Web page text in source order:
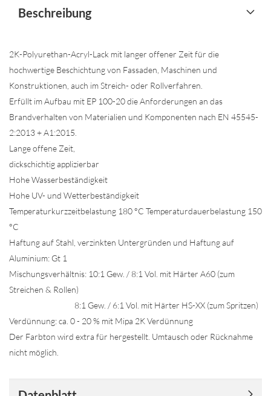
Beschreibung
2K-Polyurethan-Acryl-Lack mit langer offener Zeit für die
hochwertige Beschichtung von Fassaden, Maschinen und
Konstruktionen, auch im Streich- oder Rollverfahren.
Erfüllt im Aufbau mit EP 100-20 die Anforderungen an das
Brandverhalten von Materialien und Komponenten nach EN 45545-
2:2013 + A1:2015.
Lange offene Zeit,
dickschichtig applizierbar
Hohe Wasserbeständigkeit
Hohe UV- und Wetterbeständigkeit
Temperaturkurzzeitbelastung 180 °C Temperaturdauerbelastung 150
°C
Haftung auf Stahl, verzinkten Untergründen und Haftung auf
Aluminium: Gt 1
Mischungsverhältnis: 10:1 Gew. / 8:1 Vol. mit Härter A60 (zum
Streichen & Rollen)
8:1 Gew. / 6:1 Vol. mit Härter HS-XX (zum Spritzen)
Verdünnung: ca. 0 - 20 % mit Mipa 2K Verdünnung
Der Farbton wird extra für hergestellt. Umtausch oder Rücknahme
nicht möglich.